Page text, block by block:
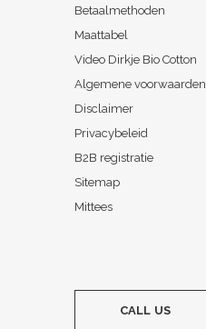
Betaalmethoden
Maattabel
Video Dirkje Bio Cotton
Algemene voorwaarden
Disclaimer
Privacybeleid
B2B registratie
Sitemap
Mittees
CALL US